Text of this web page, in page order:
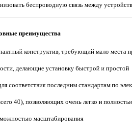
беспроводную связь между
преимущества
конструктив, требующий мало места
делающие установку быстрой и простой
соответствия последним стандартам по
40), позволяющих очень легко и
масштабирования